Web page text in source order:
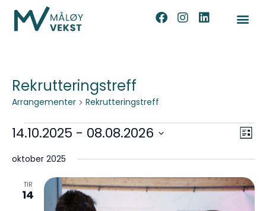
Rekrutteringstreff
Arrangementer Rekrutteringstreff
Velg
Liste
14.10.2025 - 08.08.2026
dato.
oktober 2025
TIR
14